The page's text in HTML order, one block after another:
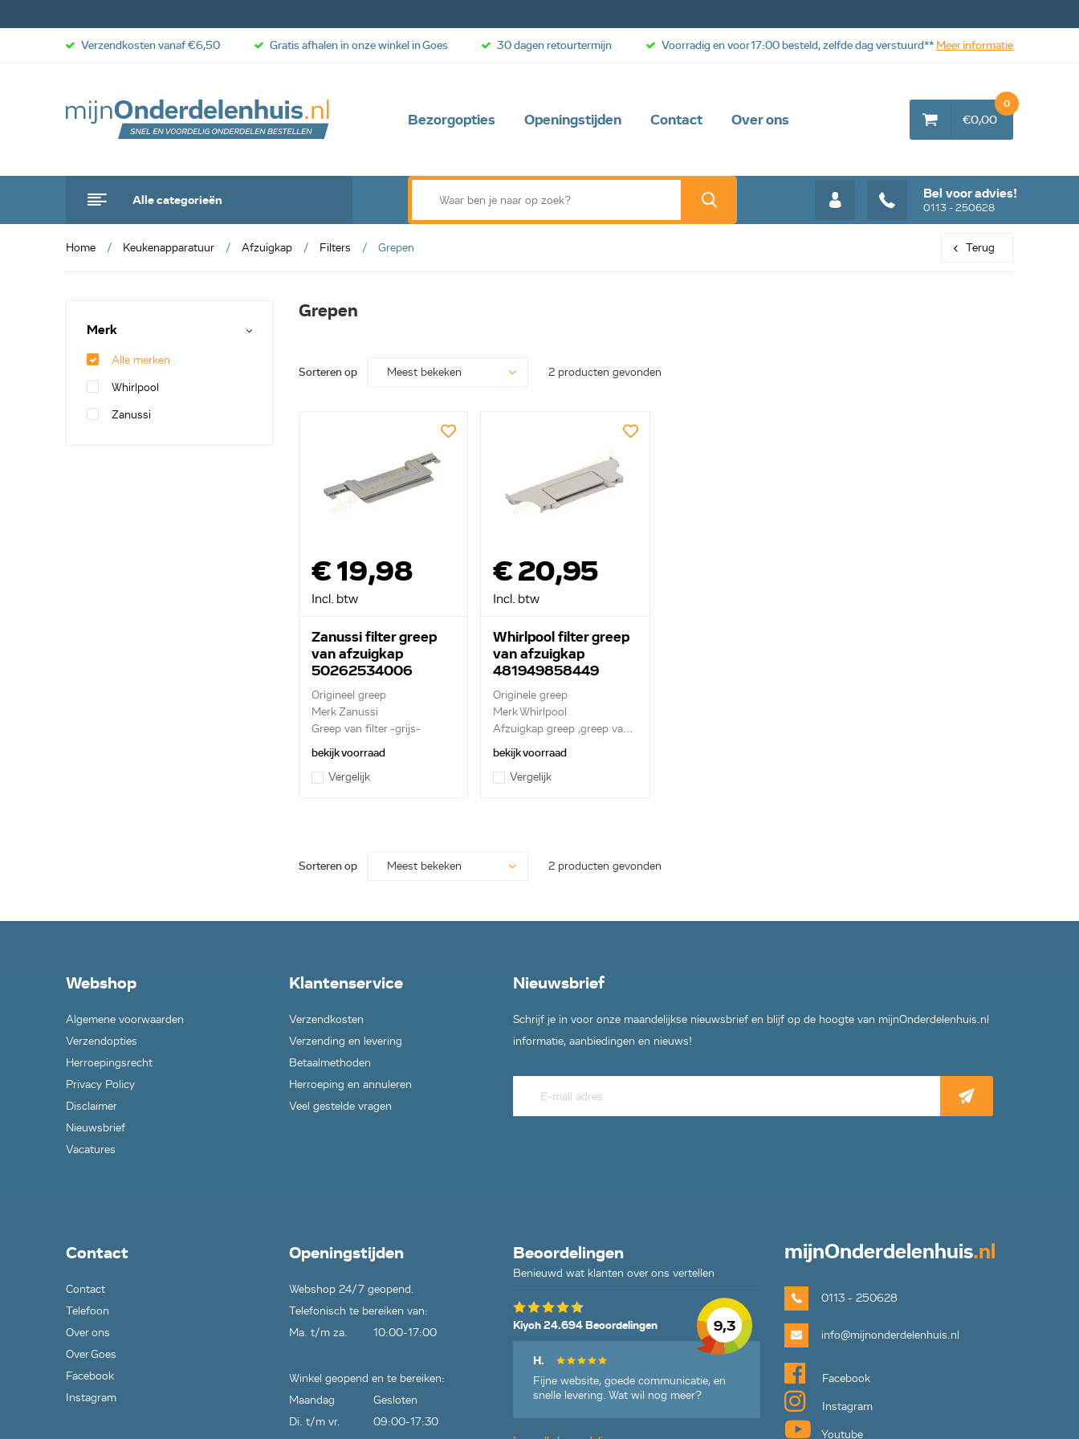
Bezorgopties Openingstijden Contact Over ons
Alle categorieën Bel voor advies!
0113 - 250628
€0,00
0
Verzendkosten vanaf €6,50 Gratis afhalen in onze winkel in Goes 30 dagen retourtermijn Voorradig en voor 17:00 besteld, zelfde dag verstuurd** Meer informatie
Home Keukenapparatuur Afzuigkap Filters Grepen Terug
Merk
Alle merken
Whirlpool
Zanussi
Grepen
Sorteren op 2 producten gevonden
€ 19,98
Incl. btw
Zanussi filter greep
van afzuigkap
50262534006
Origineel greep
Merk Zanussi
Greep van filter -grijs-
bekijk voorraad
Vergelijk
€ 20,95
Incl. btw
Whirlpool filter greep
van afzuigkap
481949858449
Originele greep
Merk Whirlpool
Afzuigkap greep ,greep va...
bekijk voorraad
Vergelijk
Sorteren op 2 producten gevonden
Webshop
Algemene voorwaarden
Verzendopties
Herroepingsrecht
Privacy Policy
Disclaimer
Nieuwsbrief
Vacatures
Klantenservice
Verzendkosten
Verzending en levering
Betaalmethoden
Herroeping en annuleren
Veel gestelde vragen
Nieuwsbrief
Schrijf je in voor onze maandelijkse nieuwsbrief en blijf op de hoogte van mijnOnderdelenhuis.nl
informatie, aanbiedingen en nieuws!
Contact
Contact
Telefoon
Over ons
Over Goes
Facebook
Instagram
Openingstijden
Webshop 24/7 geopend.
Telefonisch te bereiken van:
Ma. t/m za.
10:00-17:00
Winkel geopend en te bereiken:
Maandag
Gesloten
Di. t/m vr.
09:00-17:30
Beoordelingen
Benieuwd wat klanten over ons vertellen
9,3
Kiyoh 24.694 Beoordelingen
H.
Fijne website, goede communicatie, en
snelle levering. Wat wil nog meer?
mijnOnderdelenhuis.nl
0113 - 250628
info@mijnonderdelenhuis.nl
Facebook
Instagram
Youtube